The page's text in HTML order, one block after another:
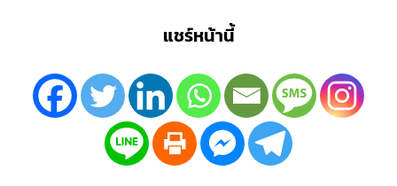
แชร์หน้านี้